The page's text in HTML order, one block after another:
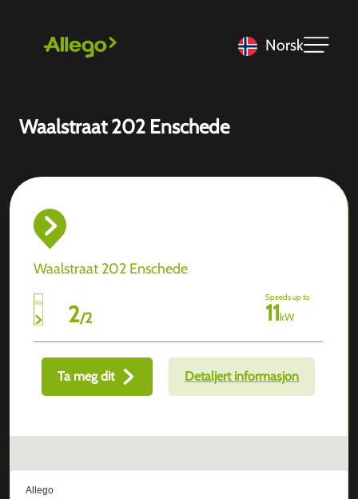
Norsk
Waalstraat 202 Enschede
Waalstraat 202 Enschede
2/2
Speeds up to
11kW
Ta meg dit Detaljert informasjon